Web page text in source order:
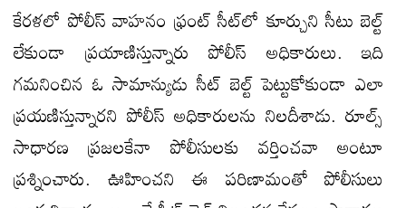
కేరళలో పోలీస్ వాహనం ఫ్రంట్‌ సీట్‌లో కూర్చుని సీటు బెల్ట్‌
లేకుండా ప్రయాణిస్తున్నారు పోలీస్ అధికారులు. ఇది
గమనించిన ఓ సామాన్యుడు సీట్ బెల్ట్ పెట్టుకోకుండా ఎలా
ప్రయణిస్తున్నారని పోలీస్ అధికారులను నిలదీశాడు. రూల్స్‌
సాధారణ ప్రజలకేనా పోలీసులకు వర్తించవా అంటూ
ప్రశ్నించారు. ఊహించని ఈ పరిణామంతో పోలీసులు